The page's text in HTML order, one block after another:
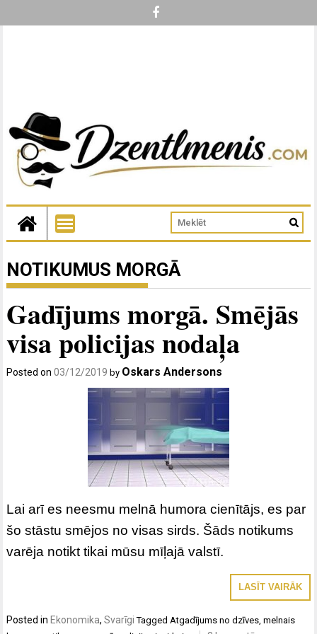
NOTIKUMUS MORGĀ
Gadījums morgā. Smējās
visa policijas nodaļa
Posted on03/12/2019 by Oskars Andersons
Lai arī es neesmu melnā humora cienītājs, es par
šo stāstu smējos no visas sirds. Šāds notikums
varēja notikt tikai mūsu mīļajā valstī.
LASĪT VAIRĀK
Posted in Ekonomika,Svarīgi TaggedAtgadījums no dzīves,melnais